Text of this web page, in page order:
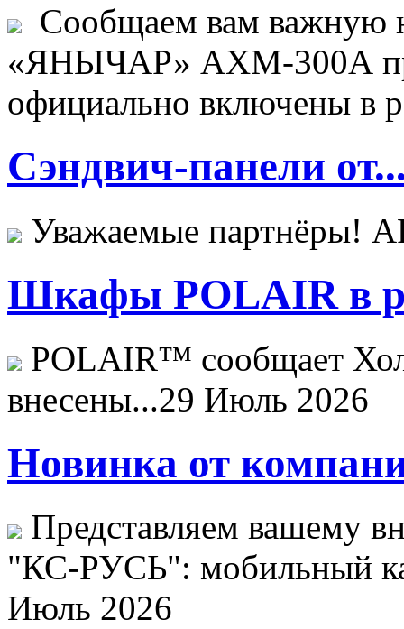
Сообщаем вам важную
«ЯНЫЧАР» АХМ-300А
официально включены в
Сэндвич-панели
Уважаемые
Шкафы POLAIR в
POLAIR™ сообщает
внесены...29 Июль 2026
Новинка от
Представляем вашему
"КС-РУСЬ": мобильный
Июль 2026